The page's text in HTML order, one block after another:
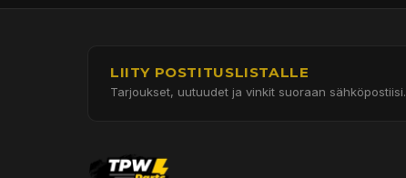
LIITY POSTITUSLISTALLE
Tarjoukset, uutuudet ja vinkit suoraan sähköpostiisi.